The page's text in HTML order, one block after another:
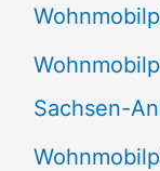
Sachsen-